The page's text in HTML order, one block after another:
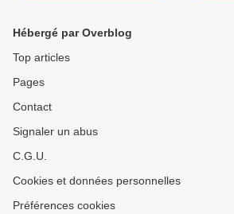
Hébergé par Overblog
Top articles
Pages
Contact
Signaler un abus
C.G.U.
Cookies et données personnelles
Préférences cookies